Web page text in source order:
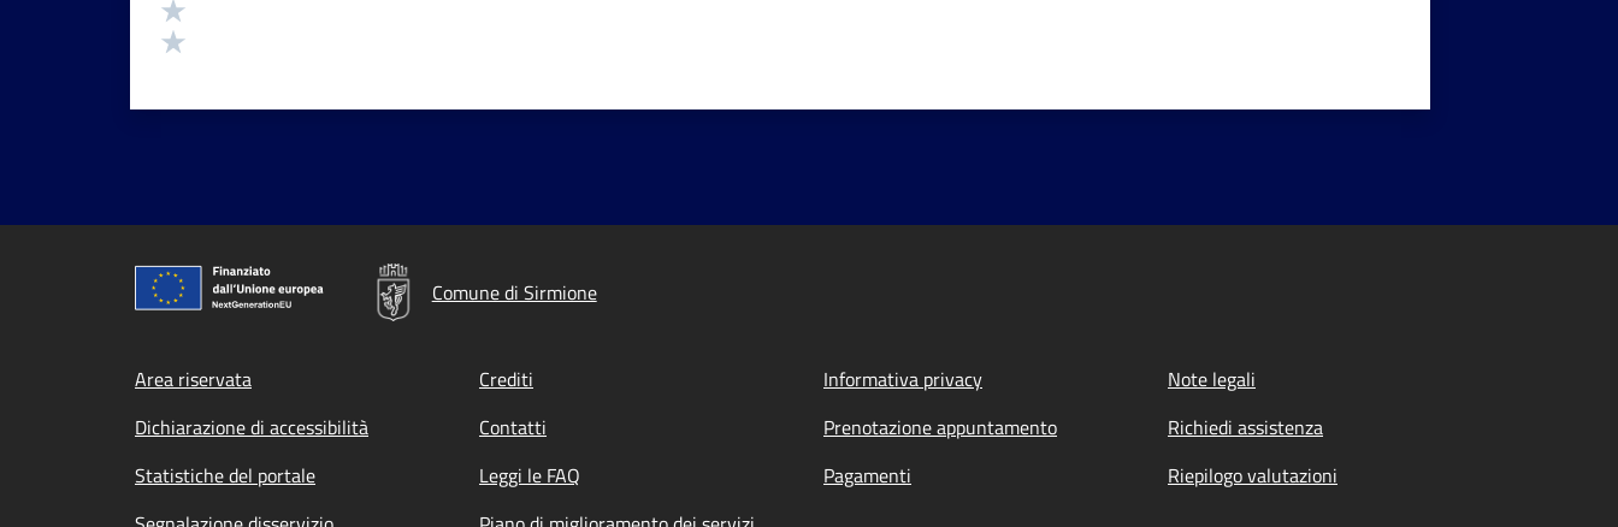
Comune di Sirmione
Footer menu
Area riservata Crediti Informativa privacy
Note legali
Dichiarazione di accessibilità
Contatti Prenotazione appuntamento
Richiedi assistenza
Statistiche del portale
Leggi le FAQ Pagamenti
Riepilogo valutazioni